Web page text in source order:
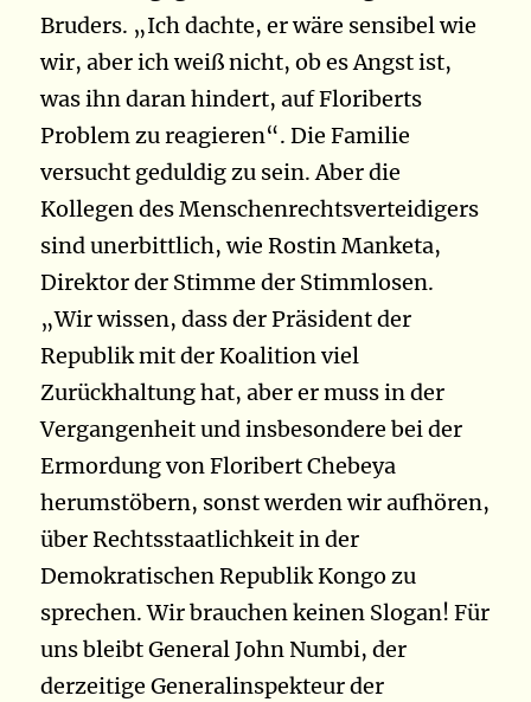
Bruders. „Ich dachte, er wäre sensibel wie
wir, aber ich weiß nicht, ob es Angst ist,
was ihn daran hindert, auf Floriberts
Problem zu reagieren“. Die Familie
versucht geduldig zu sein. Aber die
Kollegen des Menschenrechtsverteidigers
sind unerbittlich, wie Rostin Manketa,
Direktor der Stimme der Stimmlosen.
„Wir wissen, dass der Präsident der
Republik mit der Koalition viel
Zurückhaltung hat, aber er muss in der
Vergangenheit und insbesondere bei der
Ermordung von Floribert Chebeya
herumstöbern, sonst werden wir aufhören,
über Rechtsstaatlichkeit in der
Demokratischen Republik Kongo zu
sprechen. Wir brauchen keinen Slogan! Für
uns bleibt General John Numbi, der
derzeitige Generalinspekteur der